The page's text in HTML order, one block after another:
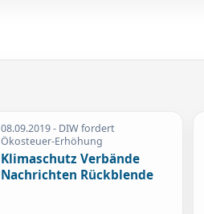
08.09.2019- DIW fordert
Ökosteuer-Erhöhung
Klimaschutz Verbände
Nachrichten Rückblende